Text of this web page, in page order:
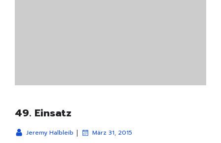
49. Einsatz
Jeremy Halbleib | März 31, 2015